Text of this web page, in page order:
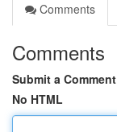
Comments
Comments
Submit a Comment
No HTML